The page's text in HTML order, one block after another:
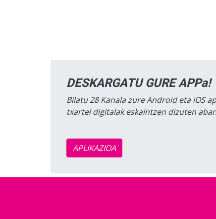
DESKARGATU GURE APPa!
Bilatu 28 Kanala zure Android eta iOS
txartel digitalak eskaintzen dizuten
APLIKAZIOA